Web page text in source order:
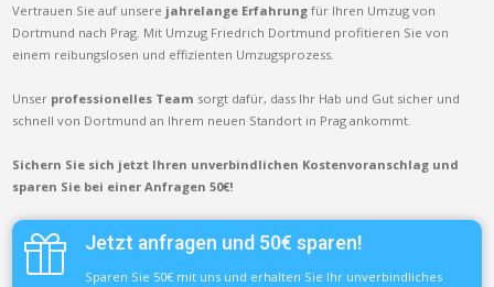
Vertrauen Sie auf unsere jahrelange Erfahrung für Ihren Umzug von
Dortmund nach Prag. Mit Umzug Friedrich Dortmund profitieren Sie von
einem reibungslosen und effizienten Umzugsprozess.
Unser professionelles Team sorgt dafür, dass Ihr Hab und Gut sicher und
schnell von Dortmund an Ihrem neuen Standort in Prag ankommt.
Sichern Sie sich jetzt Ihren unverbindlichen Kostenvoranschlag und
sparen Sie bei einer Anfragen 50€!
Jetzt anfragen und 50€ sparen!
Sparen Sie 50€ mit uns und erhalten Sie Ihr unverbindliches